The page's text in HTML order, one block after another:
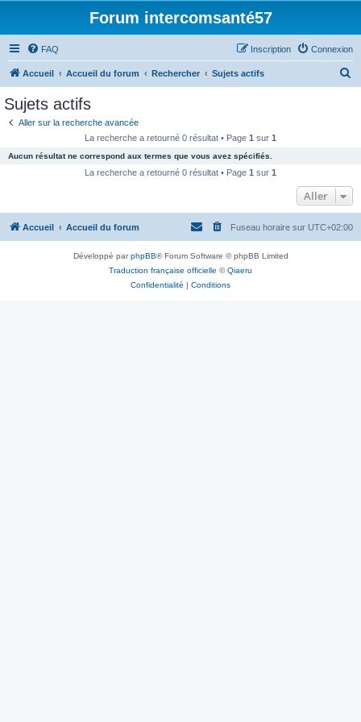
Forum intercomsanté57
FAQ Connexion
Inscription
Accueil Accueil du forum Rechercher Sujets actifs
c
e
Sujets actifs
Aller sur la recherche avancée
La recherche a retourné 0 résultat • Page 1 sur 1
Aucun résultat ne correspond aux termes que vous avez spécifiés.
La recherche a retourné 0 résultat • Page 1 sur 1
Aller
Accueil Accueil du forum Fuseau horaire sur UTC+02:00
Développé parphpBB® Forum Software © phpBB Limited
Traduction française officielle ©Qiaeru
Confidentialité | Conditions